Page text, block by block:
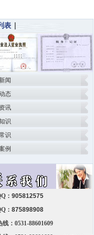
表
闻
态
讯
识
识
例
： 905812575
： 875898908
线：0531-88601609